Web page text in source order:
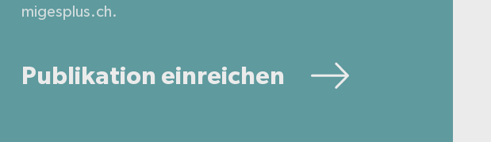
migesplus.ch.
Publikation einreichen